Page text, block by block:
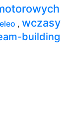
, wczasy
building